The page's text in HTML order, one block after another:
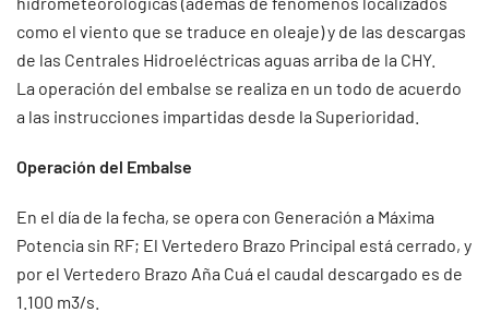
como el viento que se traduce en oleaje) y de las descargas
de las Centrales Hidroeléctricas aguas arriba de la CHY.
La operación del embalse se realiza en un todo de acuerdo
a las instrucciones impartidas desde la Superioridad.
Operación del Embalse
En el día de la fecha, se opera con Generación a Máxima
Potencia sin RF; El Vertedero Brazo Principal está cerrado, y
por el Vertedero Brazo Aña Cuá el caudal descargado es de
1.100 m3/s.